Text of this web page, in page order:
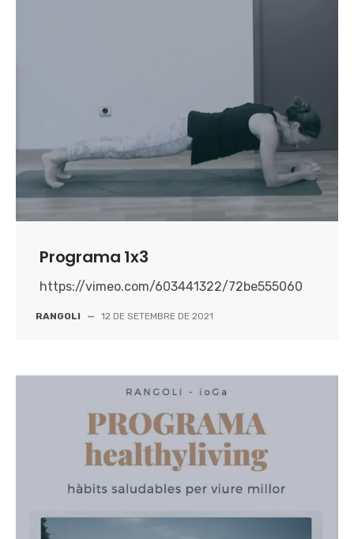
Programa 1x3
https://vimeo.com/603441322/72be555060
RANGOLI — 12 DE SETEMBRE DE 2021